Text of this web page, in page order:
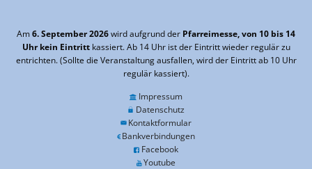
Am6. September 2026wird aufgrund der Pfarreimesse, von 10 bis 14
Uhr kein Eintrittkassiert. Ab 14 Uhr ist der Eintritt wieder regulär zu
entrichten. (Sollte die Veranstaltung ausfallen, wird der Eintritt ab 10 Uhr
regulär kassiert).
Impressum
Datenschutz
Kontaktformular
Bankverbindungen
Facebook
Youtube